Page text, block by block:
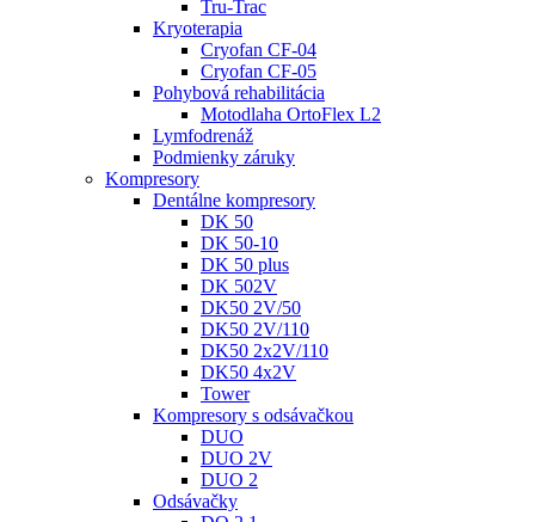
Tru-Trac
Kryoterapia
Cryofan CF-04
Cryofan CF-05
Pohybová rehabilitácia
Motodlaha OrtoFlex L2
Lymfodrenáž
Podmienky záruky
Kompresory
Dentálne kompresory
DK 50
DK 50-10
DK 50 plus
DK 502V
DK50 2V/50
DK50 2V/110
DK50 2x2V/110
DK50 4x2V
Tower
Kompresory s odsávačkou
DUO
DUO 2V
DUO 2
Odsávačky